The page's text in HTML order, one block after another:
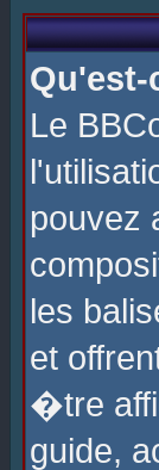
Qu'est-
Le
pouvez
les
et
�tre
guide,